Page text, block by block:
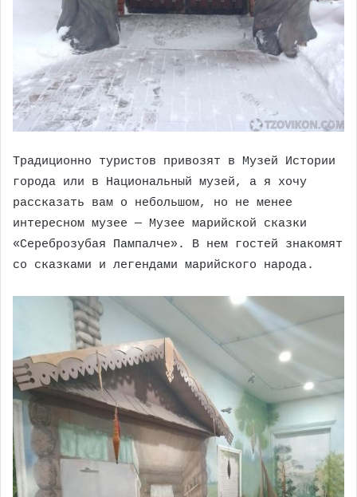
Традиционно туристов привозят в Музей Истории
города или в Национальный музей, а я хочу
рассказать вам о небольшом, но не менее
интересном музее — Музее марийской сказки
«Сереброзубая Пампалче». В нем гостей знакомят
со сказками и легендами марийского народа.